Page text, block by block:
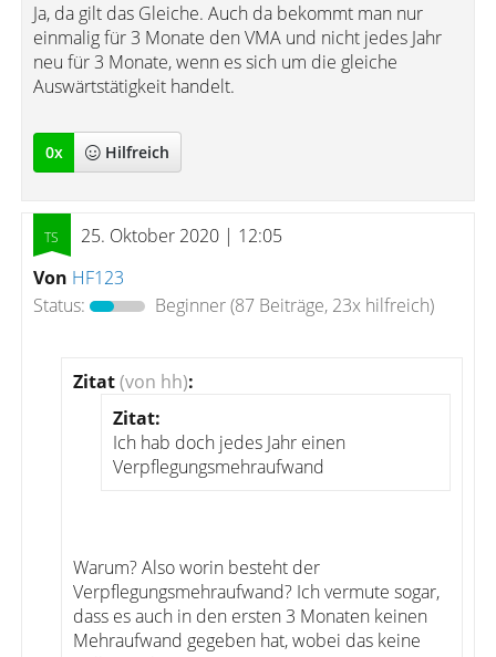
Ja, da gilt das Gleiche. Auch da bekommt man nur
einmalig für 3 Monate den VMA und nicht jedes Jahr
neu für 3 Monate, wenn es sich um die gleiche
Auswärtstätigkeit handelt.
0x Hilfreich
25. Oktober 2020 | 12:05
Von HF123
Status:
Beginner(87 Beiträge, 23x hilfreich)
Zitat(von hh):
Zitat:
Ich hab doch jedes Jahr einen
Verpflegungsmehraufwand
Warum? Also worin besteht der
Verpflegungsmehraufwand? Ich vermute sogar,
dass es auch in den ersten 3 Monaten keinen
Mehraufwand gegeben hat, wobei das keine